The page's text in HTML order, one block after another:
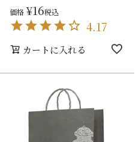
価格 ¥16税込
4.17
カートに入れる